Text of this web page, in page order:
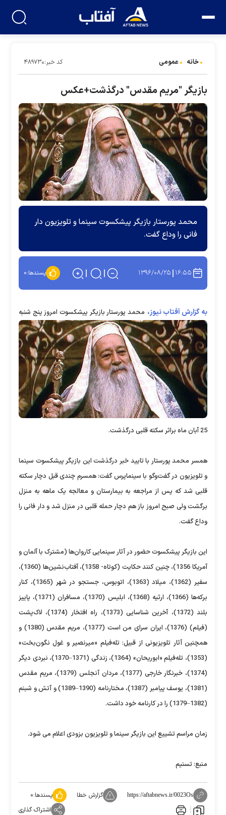
خانه عمومی کد خبر:۴۸۹۷۳۰
بازیگر "مریم مقدس" درگذشت+عکس
محمد پورستار بازیگر پیشکسوت سینما و تلویزیون دار
فانی را وداع گفت.
۱۶:۵۵ ۱۳۹۶/۰۸/۲۵ پسندها:۰
به گزارش آفتاب نیوز، محمد پورستار بازیگر پیشکسوت امروز پنج شنبه
25 آبان ماه براثر سکته قلبی درگذشت.
همسر محمد پورستار با تایید خبر درگذشت این بازیگر پیشکسوت سینما
و تلویزیون در گفت‌وگو با سینماپرس گفت: همسرم چندی قبل دچار سکته
قلبی شد که پس از مراجعه به بیمارستان و معالجه یک ماهه به منزل
برگشت ولی صبح امروز باز هم دچار حمله قلبی در منزل شد و دار فانی را
وداع گفت.
این بازیگر پیشکسوت حضور در آثار سینمایی کاروان‌ها (مشترک با آلمان و
آمریکا 1356)، چنین کنند حکایت (کوتاه- 1358)، آفتاب‌نشین‌ها (1360)،
سفیر (1362)، میلاد (1363)، اتوبوس، جستجو در شهر (1365)، کنار
برکه‌ها (1366)، ارثیه (1368)، ابلیس (1370)، مسافران (1371)، پاییز
بلند (1372)، آخرین شناسایی (1373)، راه افتخار (1374)، لاک‌پشت
(فیلم) (1376)، ایران سرای من است (1377)، مریم مقدس (1380) و
همچنین آثار تلویزیونی از قبیل: تله‌فیلم «میرنصیر و غول نگون‌بخت»
(1353)، تله‌فیلم «ابوریحان» (1364)، زندگی (1371–1370)، نبردی دیگر
(1374)، خبرنگار خارجی (1377)، مردان آنجلس (1379)، مریم مقدس
(1381)، یوسف پیامبر (1387)، مختارنامه (1390–1389) و آتش و شبنم
(1382–1379) را در کارنامه خود داشت.
زمان مراسم تشییع این بازیگر سینما و تلویزیون بزودی اعلام می شود.
منبع: تسنیم
https://aftabnews.ir/0023Os گزارش خطا پسندها:۰
اشتراک گذاری